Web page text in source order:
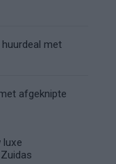
met
afgeknipte
luxe